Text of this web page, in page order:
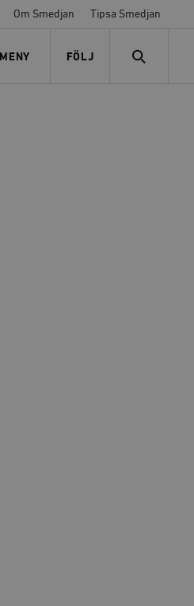
Om Smedjan Tipsa Smedjan
MENY FÖLJ
FÖLJ OSS SEARCH